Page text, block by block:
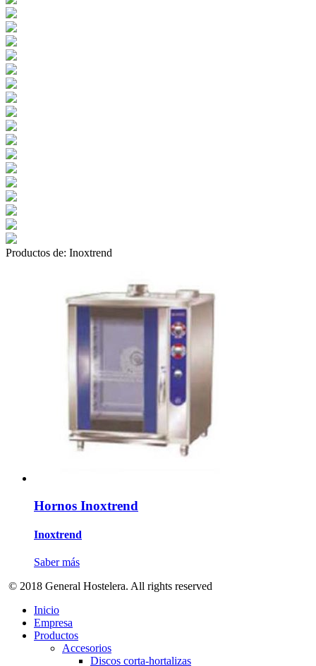
Productos de: Inoxtrend
Hornos Inoxtrend
Inoxtrend
Saber más
© 2018 General Hostelera. All rights reserved
Inicio
Empresa
Productos
Accesorios
Discos corta-hortalizas